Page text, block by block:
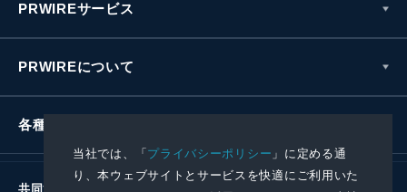
当社では、「プライバシーポリシー 」に定める通
り、本ウェブサイトとサービスを快適にご利用いた
PRWIREサービス
PRWIREについて
各種お問い合わせ
共同通信社グループ